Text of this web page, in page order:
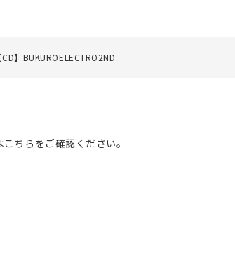
CD】BUKUROELECTRO2ND
ちらをご確認ください。